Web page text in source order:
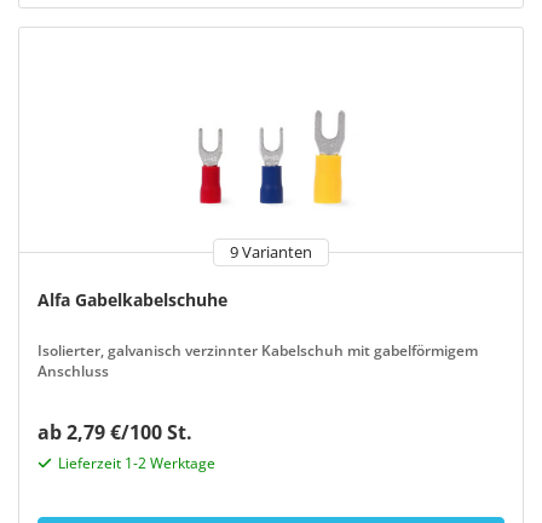
9 Varianten
Alfa Gabelkabelschuhe
Isolierter, galvanisch verzinnter Kabelschuh mit gabelförmigem
Anschluss
ab 2,79 €/100 St.
Lieferzeit 1-2 Werktage